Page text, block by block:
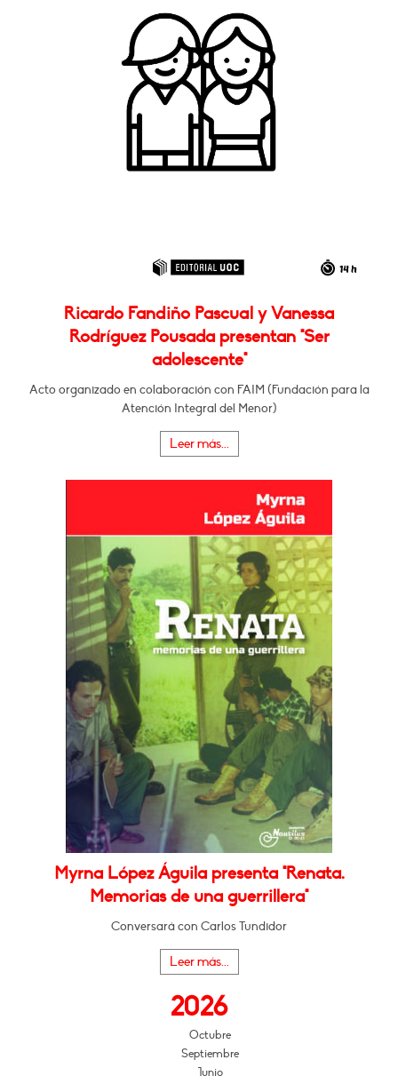
Ricardo Fandiño Pascual y Vanessa
Rodríguez Pousada presentan "Ser
adolescente"
Acto organizado en colaboración con FAIM (Fundación para la
Atención Integral del Menor)
Leer más...
Myrna López Águila presenta "Renata.
Memorias de una guerrillera"
Conversará con Carlos Tundidor
Leer más...
2026
Octubre
Septiembre
Junio